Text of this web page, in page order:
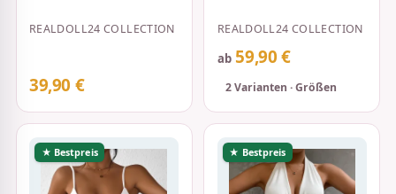
REALDOLL24 COLLECTION
39,90 €
REALDOLL24 COLLECTION
ab59,90 €
2 Varianten · Größen
★ Bestpreis ★ Bestpreis